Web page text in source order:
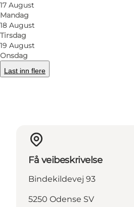
17 August
Mandag
18 August
Tirsdag
19 August
Onsdag
Last inn flere
Les mer
Få veibeskrivelse
Bindekildevej 93
5250 Odense SV